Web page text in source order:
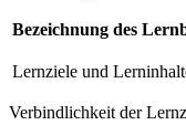
Bezeichnung des
Lernziele und
Verbindlichkeit der